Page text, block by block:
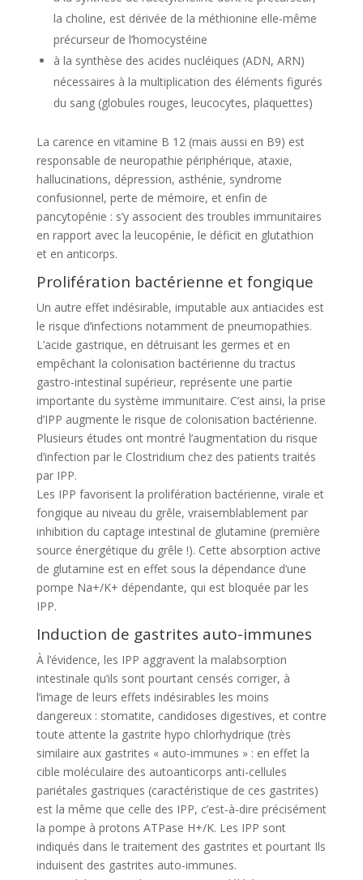
la choline, est dérivée de la méthionine elle-même
précurseur de l’homocystéine
à la synthèse des acides nucléiques (ADN, ARN)
nécessaires à la multiplication des éléments figurés
du sang (globules rouges, leucocytes, plaquettes)
La carence en vitamine B 12 (mais aussi en B9) est
responsable de neuropathie périphérique, ataxie,
hallucinations, dépression, asthénie, syndrome
confusionnel, perte de mémoire, et enfin de
pancytopénie : s’y associent des troubles immunitaires
en rapport avec la leucopénie, le déficit en glutathion
et en anticorps.
Prolifération bactérienne et fongique
Un autre effet indésirable, imputable aux antiacides est
le risque d’infections notamment de pneumopathies.
L’acide gastrique, en détruisant les germes et en
empêchant la colonisation bactérienne du tractus
gastro-intestinal supérieur, représente une partie
importante du système immunitaire. C’est ainsi, la prise
d’IPP augmente le risque de colonisation bactérienne.
Plusieurs études ont montré l’augmentation du risque
d’infection par le Clostridium chez des patients traités
par IPP.
Les IPP favorisent la prolifération bactérienne, virale et
fongique au niveau du grêle, vraisemblablement par
inhibition du captage intestinal de glutamine (première
source énergétique du grêle !). Cette absorption active
de glutamine est en effet sous la dépendance d’une
pompe Na+/K+ dépendante, qui est bloquée par les
IPP.
Induction de gastrites auto-immunes
À l’évidence, les IPP aggravent la malabsorption
intestinale qu’ils sont pourtant censés corriger, à
l’image de leurs effets indésirables les moins
dangereux : stomatite, candidoses digestives, et contre
toute attente la gastrite hypo chlorhydrique (très
similaire aux gastrites « auto-immunes » : en effet la
cible moléculaire des autoanticorps anti-cellules
pariétales gastriques (caractéristique de ces gastrites)
est la même que celle des IPP, c’est-à-dire précisément
la pompe à protons ATPase H+/K. Les IPP sont
indiqués dans le traitement des gastrites et pourtant Ils
induisent des gastrites auto-immunes.